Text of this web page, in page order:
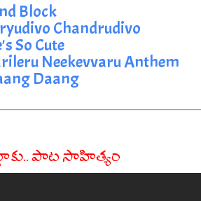
Block
Chandrudivo
So Cute
Neekevvaru Anthem
Daang
పాట సాహిత్యం